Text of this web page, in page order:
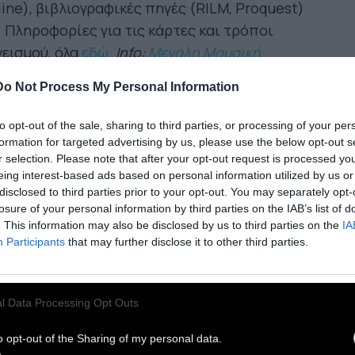
Not Process My Personal Information
opt-out of the sale, sharing to third parties, or processing of your
for targeted advertising by us, please use the below opt-out
selection. Please note that after your opt-out request is processed
interest-based ads based on personal information utilized by us
to third parties prior to your opt-out. You may separately
of your personal information by third parties on the IAB’s list of
This information may also be disclosed by us to third parties on the
Participants that may further disclose it to other third parties.
Data Processing Opt Outs
opt-out of the Sharing of my personal data.
βιβλιογραφικές πηγές (RILM, Proquest)
Πληροφορίες για τις κάρτες και τρόποι
όλαεδώ.Info:Μεγάλη Μουσική
Μουσικής Αθηνών, Βασ. Σοφίας & Κόκκαλη,
210 7282.778.
ΕΥΓΕΝΙΔΟΥ:Εδώ ανακαλύπτουμε κυρίως
έχει να κάνει με επιστήμη και τεχνολογική
Τρεις όροφοι με έντυπες, οπτικοακουστικές
ψηφιακές συλλογές μάς περιμένουν για να
εκεί, να φωτοτυπήσουμε ή να
αν γίνουμε μέλη. Μπορούμε επίσης να
τους υπολογιστές για
ηλεκτρονικά περιοδικά και βιβλία,